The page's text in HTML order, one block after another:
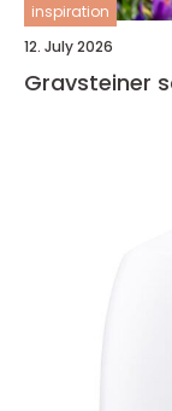
inspiration
12. July 2026
Gravsteiner